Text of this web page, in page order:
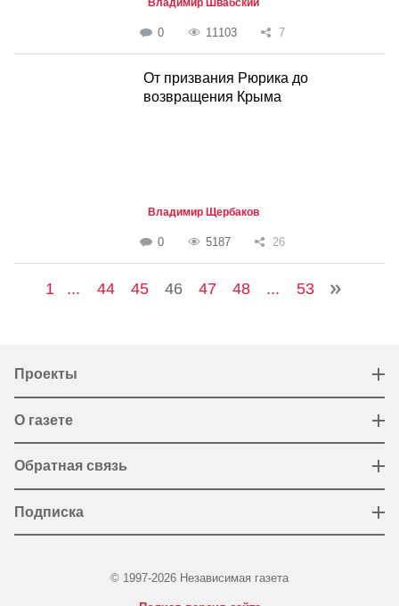
Владимир Швабский
0 11103 7
От призвания Рюрика до
возвращения Крыма
Владимир Щербаков
0 5187 26
1 ... 44 45 46 47 48 ... 53
Проекты
О газете
Обратная связь
Подписка
© 1997-2026 Независимая газета